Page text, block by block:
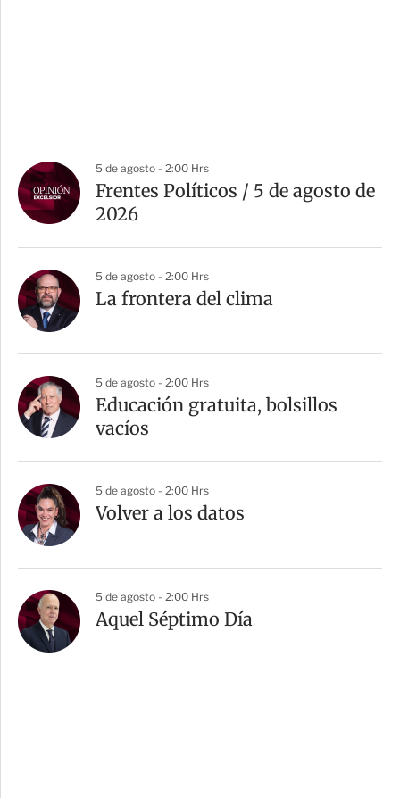
5 de agosto - 2:00 Hrs
Frentes Políticos / 5 de agosto de
2026
5 de agosto - 2:00 Hrs
La frontera del clima
5 de agosto - 2:00 Hrs
Educación gratuita, bolsillos
vacíos
5 de agosto - 2:00 Hrs
Volver a los datos
5 de agosto - 2:00 Hrs
Aquel Séptimo Día